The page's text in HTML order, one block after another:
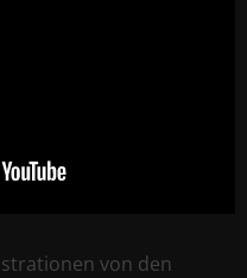
von den